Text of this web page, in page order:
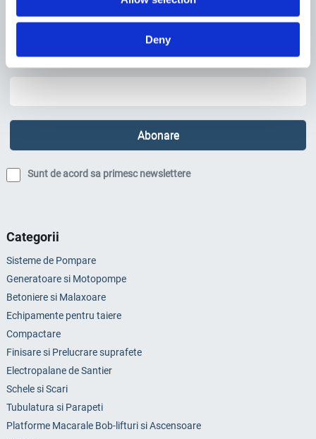
Deny
Newsletter
Sunt de acord sa primesc newslettere
Categorii
Sisteme de Pompare
Generatoare si Motopompe
Betoniere si Malaxoare
Echipamente pentru taiere
Compactare
Finisare si Prelucrare suprafete
Electropalane de Santier
Schele si Scari
Tubulatura si Parapeti
Platforme Macarale Bob-lifturi si Ascensoare